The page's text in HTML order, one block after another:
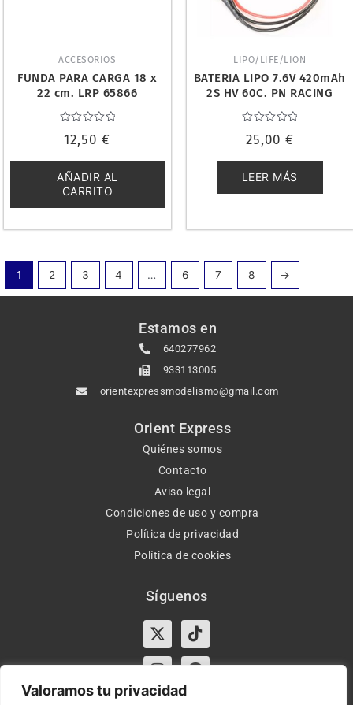
Valoramos tu privacidad
ACCESORIOS
FUNDA PARA CARGA 18 x
22 cm. LRP 65866
con
de
5
12,50€
AÑADIR AL
CARRITO
LIPO/LIFE/LION
BATERIA LIPO 7.6V 420mAh
2S HV 60C. PN RACING
733420
con
de
5
25,00 €
LEER MÁS
1 2 3 4 … 6 7 8 →
Estamos en
640277962
933113005
orientexpressmodelismo@gmail.com
Orient Express
Quiénes somos
Contacto
Aviso legal
Condiciones de uso y compra
Política de privacidad
Política de cookies
Síguenos
X-
twitter
Tiktok
InstagramFacebook